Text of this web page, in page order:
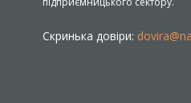
Скринька довіри: